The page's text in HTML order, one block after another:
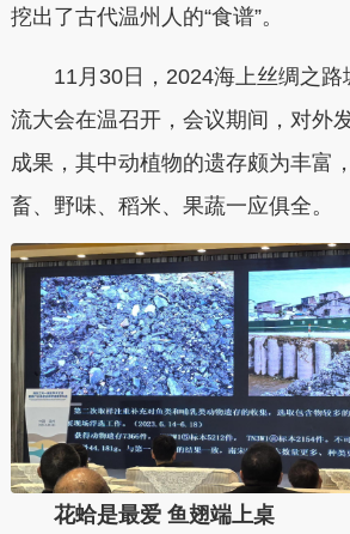
挖出了古代温州人的“食谱”。
11月30日，2024海上丝绸之路
流大会在温召开，会议期间，对外
成果，其中动植物的遗存颇为丰富
畜、野味、稻米、果蔬一应俱全。
花蛤是最爱 鱼翅端上桌